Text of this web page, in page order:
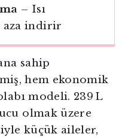
– Isı
aza indirir
sahip
hem ekonomik
modeli. 239 L
olmak üzere
küçük aileler,